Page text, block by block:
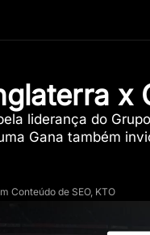
x
liderança do
Gana também
Conteúdo de SEO, KTO